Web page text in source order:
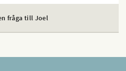
fråga till Joel